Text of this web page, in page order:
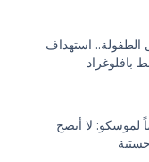
الطفولة.. استهداف
بافلوغراد
لموسكو: لا أنصح